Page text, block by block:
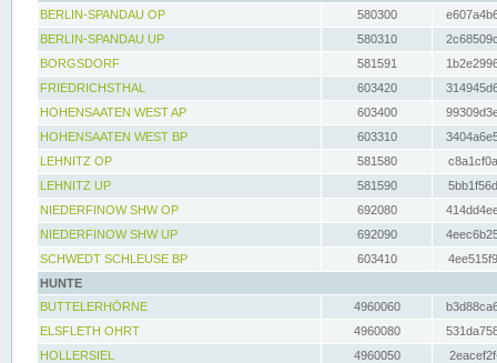
BERLIN-SPANDAU OP
580300
BERLIN-SPANDAU UP
580310
BORGSDORF
581591
FRIEDRICHSTHAL
603420
HOHENSAATEN WEST AP
603400
HOHENSAATEN WEST BP
603310
LEHNITZ OP
581580
LEHNITZ UP
581590
NIEDERFINOW SHW OP
692080
NIEDERFINOW SHW UP
692090
SCHWEDT SCHLEUSE BP
603410
HUNTE
BUTTELERHÖRNE
4960060
ELSFLETH OHRT
4960080
HOLLERSIEL
4960050